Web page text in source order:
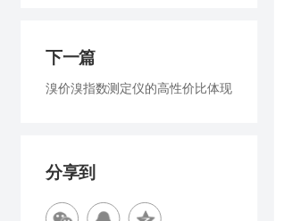
下一篇
溴价溴指数测定仪的高性价比体现
分享到